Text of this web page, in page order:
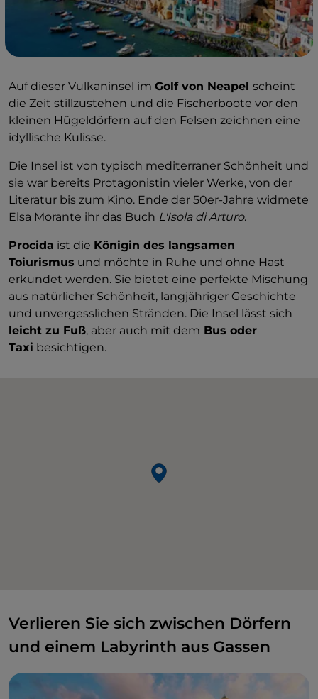
Auf dieser Vulkaninsel im Golf von Neapel scheint
die Zeit stillzustehen und die Fischerboote vor den
kleinen Hügeldörfern auf den Felsen zeichnen eine
idyllische Kulisse.
Die Insel ist von typisch mediterraner Schönheit und
sie war bereits Protagonistin vieler Werke, von der
Literatur bis zum Kino. Ende der 50er-Jahre widmete
Elsa Morante ihr das Buch L'Isola di Arturo.
Procida ist die Königin des langsamen
Toiurismus und möchte in Ruhe und ohne Hast
erkundet werden. Sie bietet eine perfekte Mischung
aus natürlicher Schönheit, langjähriger Geschichte
und unvergesslichen Stränden. Die Insel lässt sich
leicht zu Fuß, aber auch mit dem Bus oder
Taxi besichtigen.
Verlieren Sie sich zwischen Dörfern
und einem Labyrinth aus Gassen